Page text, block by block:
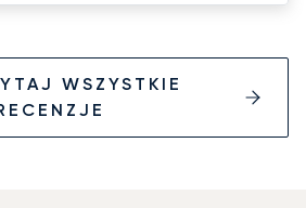
WSZYSTKIE